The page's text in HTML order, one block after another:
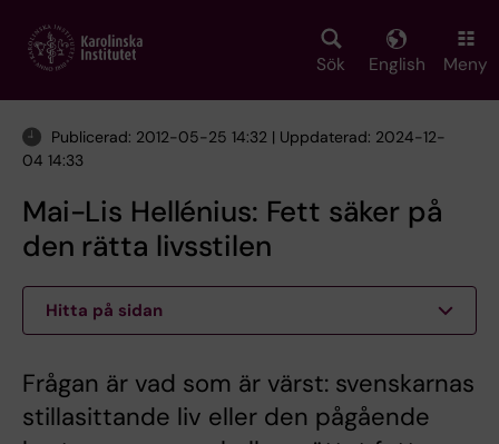
main
Sök English Meny
Publicerad: 2012-05-25 14:32 | Uppdaterad: 2024-12-
04 14:33
Mai-Lis Hellénius: Fett säker på
den rätta livsstilen
Hitta på sidan
Frågan är vad som är värst: svenskarnas
stillasittande liv eller den pågående